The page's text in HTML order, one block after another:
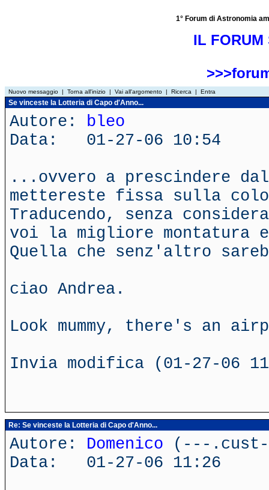
1° Forum di Astronomia
IL FORUM
Nuovo messaggio | Torna all'inizio | Vai all'argomento | Ricerca | Entra
Se vinceste la Lotteria di Capo d'Anno...
Autore: bleo
Data: 01-27-06 10:54
...ovvero a prescindere
mettereste fissa sulla
Traducendo, senza
voi la migliore montatura
Quella che senz'altro
ciao Andrea.
Look mummy, there's an
Invia modifica (01-27-06
Re: Se vinceste la Lotteria di Capo d'Anno...
Autore: Domenico (---
Data: 01-27-06 11:26